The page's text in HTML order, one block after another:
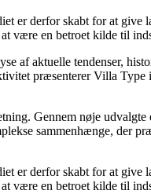
er derfor skabt for at give
være en betroet kilde til
af aktuelle tendenser,
præsenterer Villa Type
Gennem nøje udvalgte
sammenhænge, der
er derfor skabt for at give
være en betroet kilde til